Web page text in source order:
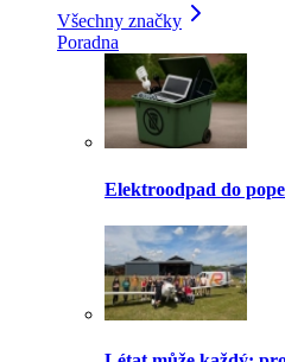
Všechny značky
Poradna
Elektroodpad do